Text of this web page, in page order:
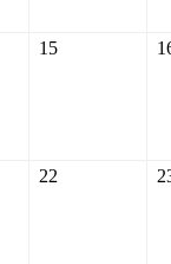
15
22